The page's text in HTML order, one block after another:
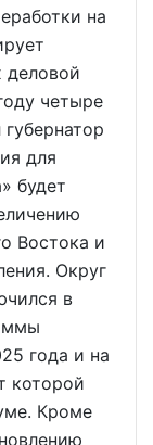
на
деловой
четыре
для
будет
Востока и
Округ
в
года и на
которой
Кроме